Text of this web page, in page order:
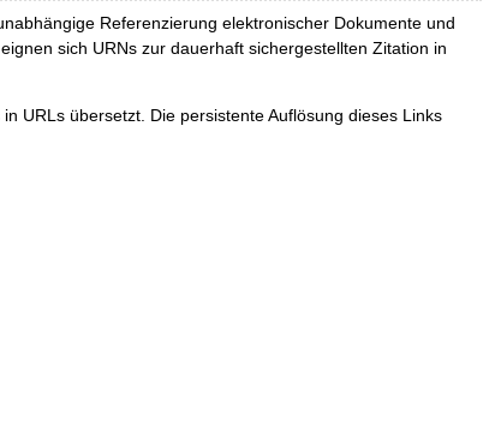
Referenzierung elektronischer Dokumente und
sich URNs zur dauerhaft sichergestellten Zitation in
URLs übersetzt. Die persistente Auflösung dieses Links